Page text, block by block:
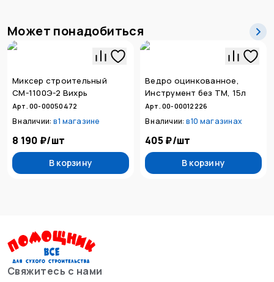
Может понадобиться
Миксер строительный
СМ-1100Э-2 Вихрь
Арт. 00-00050472
В наличии: в1 магазине
8 190 ₽/шт
В корзину
Ведро оцинкованное,
Инструмент без ТМ, 15л
Арт. 00-00012226
В наличии: в10 магазинах
405 ₽/шт
В корзину
Свяжитесь с нами